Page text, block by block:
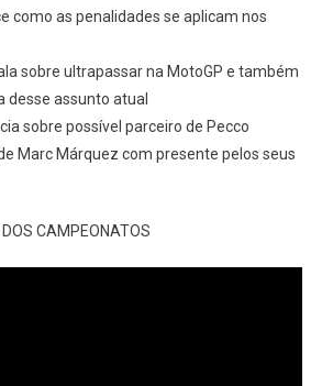
como as penalidades se aplicam nos
sobre ultrapassar na MotoGP e também
desse assunto atual
sobre possível parceiro de Pecco
Marc Márquez com presente pelos seus
CAMPEONATOS